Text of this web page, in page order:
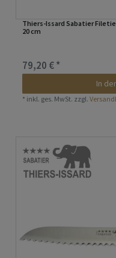
Thiers-Issard Sabatier
20 cm
79,20 € *
In
* inkl. ges. MwSt. zzgl.